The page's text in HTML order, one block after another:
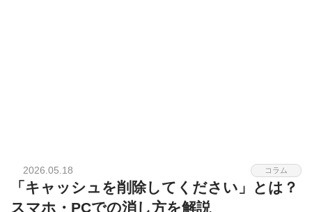
2026.05.18 コラム
「キャッシュを削除してください」とは？
スマホ・PCでの消し方を解説